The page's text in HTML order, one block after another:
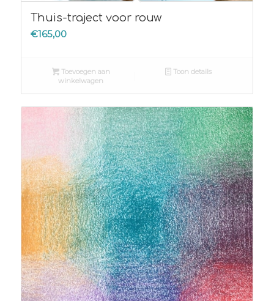
Thuis-traject voor rouw
€165,00
Toevoegen aan
winkelwagen
Toon details